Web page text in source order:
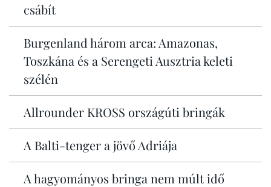
csábít
Burgenland három arca: Amazonas,
Toszkána és a Serengeti Ausztria keleti
szélén
Allrounder KROSS országúti bringák
A Balti-tenger a jövő Adriája
A hagyományos bringa nem múlt idő